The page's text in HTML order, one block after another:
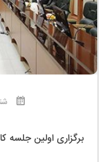
برگزاری اولین جلسه